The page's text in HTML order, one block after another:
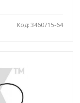
Код: 3460715-64